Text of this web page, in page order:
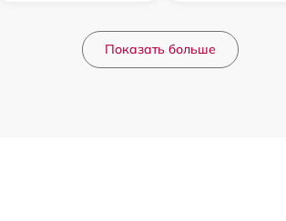
Показать больше